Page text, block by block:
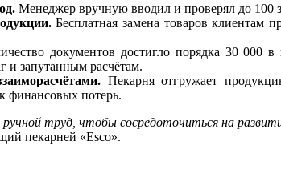
Менеджер вручную вводил и проверял до 100
Бесплатная замена товаров клиентам
документов достигло порядка 30 000
и запутанным расчётам.
Пекарня отгружает
финансовых потерь.
труд, чтобы сосредоточиться на
пекарней «Esco».